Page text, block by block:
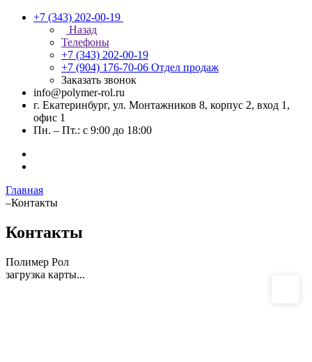
+7 (343) 202-00-19
Назад
Телефоны
+7 (343) 202-00-19
+7 (904) 176-70-06 Отдел продаж
Заказать звонок
info@polymer-rol.ru
г. Екатеринбург, ул. Монтажников 8, корпус 2, вход 1,
офис 1
Пн. – Пт.: с 9:00 до 18:00
Главная
–Контакты
Контакты
Полимер Рол
загрузка карты...